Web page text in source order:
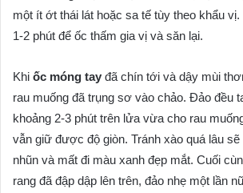
một ít ớt thái lát hoặc sa tế tùy theo khẩu
1-2 phút để ốc thấm gia vị và săn lại.
Khi ốc móng tay đã chín tới và dậy mùi
rau muống đã trụng sơ vào chảo. Đảo đều
khoảng 2-3 phút trên lửa vừa cho rau
vẫn giữ được độ giòn. Tránh xào quá lâu
nhũn và mất đi màu xanh đẹp mắt. Cuối
rang đã đập dập lên trên, đảo nhẹ một lần